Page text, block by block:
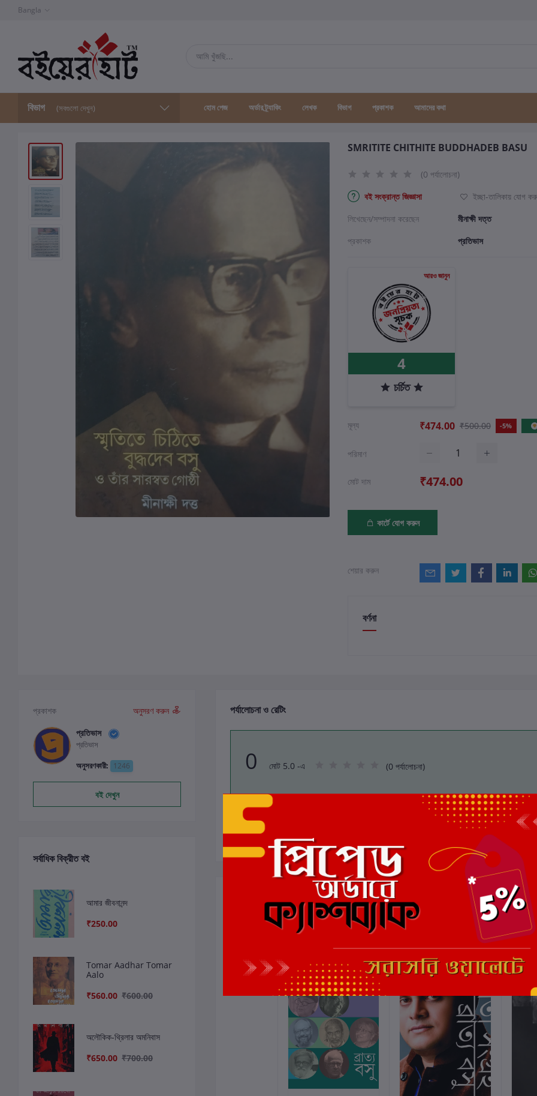
Bangla
বিভাগ (সবগুলো দেখুন) হোম পেজ অর্ডার ট্র্যাকিং লেখক বিভাগ প্রকাশক আমাদের কথা
SMRITITE CHITHITE BUDDHADEB BASU
(0 পর্যালোচনা)
বই সংক্রান্ত জিজ্ঞাসা
ইচ্ছা-তালিকায় যোগ
লিখেছেন/সম্পাদনা করেছেন
মীনাক্ষী দত্ত
প্রকাশক
প্রতিভাস
আরও জানুন
4
চর্চিত
মূল্য ₹474.00 ₹500.00 -5%
পরিমাণ
মোট দাম ₹474.00
কার্টে যোগ করুন
শেয়ার করুন
বর্ণনা
প্রকাশক
অনুসরণ করুন
প্রতিভাস
প্রতিভাস
অনুসরণকারী: 1246
বই দেখুন
সর্বাধিক বিক্রীত বই
আমার জীবনানন্দ
₹250.00
Tomar Aadhar Tomar
Aalo
₹560.00 ₹600.00
অলৌকিক-থ্রিলার অমনিবাস
₹650.00 ₹700.00
পর্যালোচনা ও রেটিং
0 মোট 5.0 -এ (0 পর্যালোচনা)
এই বইয়ের জন্য এখনও কোন
ছাড় 10% ছাড় 9%